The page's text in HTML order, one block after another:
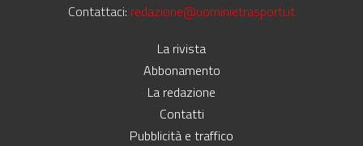
Contattaci: redazione@uominietrasporti.it
La rivista
Abbonamento
La redazione
Contatti
Pubblicità e traffico